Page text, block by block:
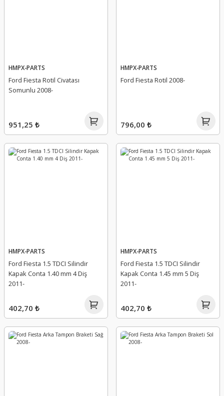
HMPX-PARTS
Ford Fiesta Rotil Civatası
Somunlu 2008-
951,25 ₺
HMPX-PARTS
Ford Fiesta Rotil 2008-
796,00 ₺
HMPX-PARTS
Ford Fiesta 1.5 TDCI Silindir
Kapak Conta 1.40 mm 4 Diş
2011-
402,70 ₺
HMPX-PARTS
Ford Fiesta 1.5 TDCI Silindir
Kapak Conta 1.45 mm 5 Diş
2011-
402,70 ₺